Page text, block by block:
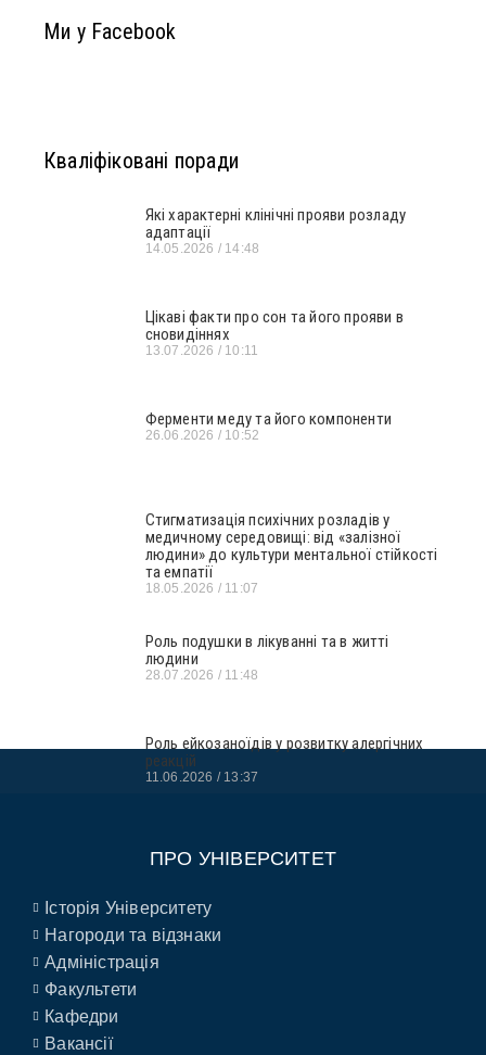
Ми у Facebook
Кваліфіковані поради
Які характерні клінічні прояви розладу
адаптації
14.05.2026 14:48
Цікаві факти про сон та його прояви в
сновидіннях
13.07.2026 10:11
Ферменти меду та його компоненти
26.06.2026 10:52
Стигматизація психічних розладів у
медичному середовищі: від «залізної
людини» до культури ментальної стійкості
та емпатії
18.05.2026 11:07
Роль подушки в лікуванні та в житті
людини
28.07.2026 11:48
Роль ейкозаноїдів у розвитку алергічних
реакцій
11.06.2026 13:37
ПРО УНІВЕРСИТЕТ
Історія Університету
Нагороди та відзнаки
Адміністрація
Факультети
Кафедри
Вакансії